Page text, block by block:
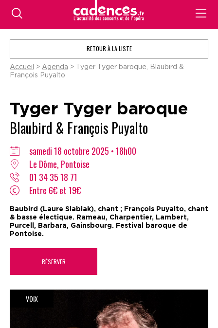
RETOUR À LA LISTE
Accueil > Agenda > Tyger Tyger baroque, Blaubird &
François Puyalto
Tyger Tyger baroque
Blaubird & François Puyalto
samedi 18 octobre 2025 • 18h00
Le Dôme, Pontoise
01 34 35 18 71
Entre 6€ et 19€
Baubird (Laure Slabiak), chant ; François Puyalto, chant
& basse électique. Rameau, Charpentier, Lambert,
Purcell, Barbara, Gainsbourg. Festival baroque de
Pontoise.
RÉSERVER
VOIX